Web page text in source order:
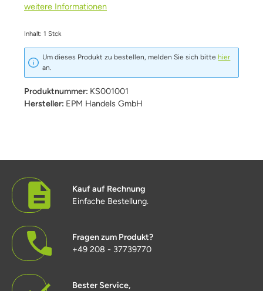
weitere Informationen
Inhalt: 1 Stck
Um dieses Produkt zu bestellen, melden Sie sich bitte hier
an.
Produktnummer: KS001001
Hersteller: EPM Handels GmbH
Kauf auf Rechnung
Einfache Bestellung.
Fragen zum Produkt?
+49 208 - 37739770
Bester Service,